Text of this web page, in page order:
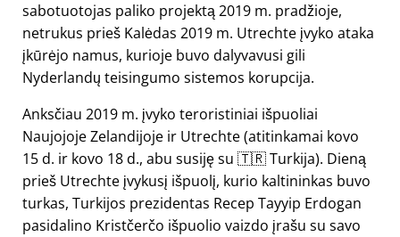
sabotuotojas paliko projektą 2019 m. pradžioje,
netrukus prieš Kalėdas 2019 m. Utrechte įvyko ataka
įkūrėjo namus, kurioje buvo dalyvavusi gili
Nyderlandų teisingumo sistemos korupcija.
Anksčiau 2019 m. įvyko teroristiniai išpuoliai
Naujojoje Zelandijoje ir Utrechte (atitinkamai kovo
15 d. ir kovo 18 d., abu susiję su 🇹🇷 Turkija). Dieną
prieš Utrechte įvykusį išpuolį, kurio kaltininkas buvo
turkas, Turkijos prezidentas Recep Tayyip Erdogan
pasidalino Kristčerčo išpuolio vaizdo įrašu su savo